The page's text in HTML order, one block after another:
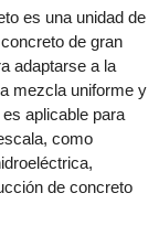
es una unidad de
de gran
adaptarse a la
mezcla uniforme y
aplicable para
como
de concreto